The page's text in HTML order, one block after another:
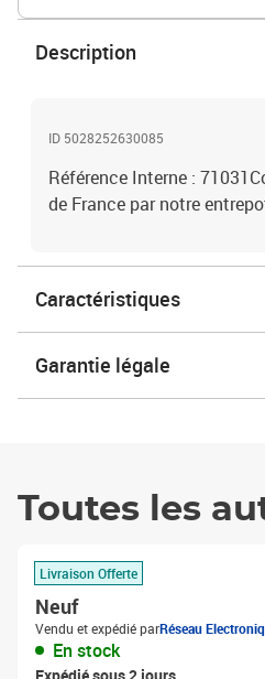
Description
ID 5028252630085
Référence Interne :
de France par notre
Caractéristiques
Garantie légale
Toutes les
Livraison Offerte
Neuf
Vendu et expédié parRéseau
En stock